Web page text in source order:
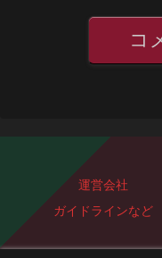
運営会社
ガイドラインなど